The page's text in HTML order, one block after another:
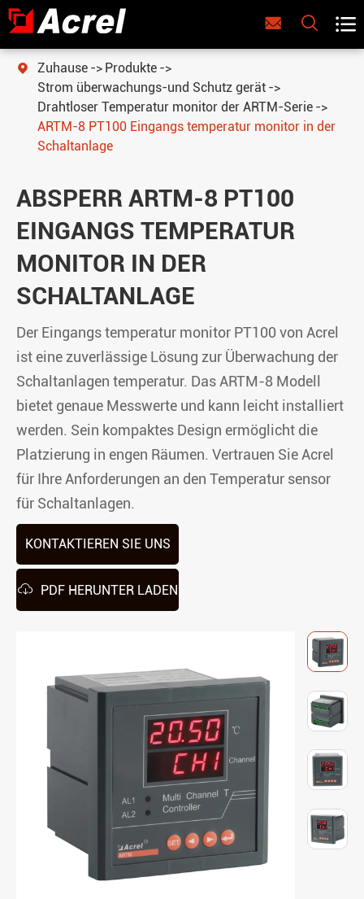
  
 Zuhause
Produkte
Strom überwachungs-und Schutz gerät
Drahtloser Temperatur monitor der ARTM-Serie
ARTM-8 PT100 Eingangs temperatur monitor in der
Schaltanlage
ABSPERR ARTM-8 PT100
EINGANGS TEMPERATUR
MONITOR IN DER
SCHALTANLAGE
Der Eingangs temperatur monitor PT100 von Acrel
ist eine zuverlässige Lösung zur Überwachung der
Schaltanlagen temperatur. Das ARTM-8 Modell
bietet genaue Messwerte und kann leicht installiert
werden. Sein kompaktes Design ermöglicht die
Platzierung in engen Räumen. Vertrauen Sie Acrel
für Ihre Anforderungen an den Temperatur sensor
für Schaltanlagen.
KONTAKTIEREN SIE UNS
 PDF HERUNTER LADEN